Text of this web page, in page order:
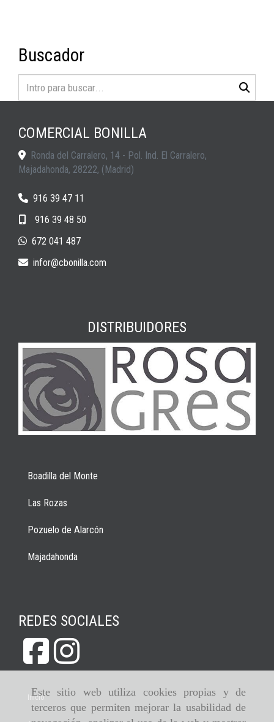
Este sitio web utiliza cookies propias y de
terceros que permiten mejorar la usabilidad de
Buscador
COMERCIAL BONILLA
Ronda del Carralero, 14 - Pol. Ind. El Carralero,
Majadahonda, 28222, (Madrid)
916 39 47 11
916 39 48 50
672 041 487
infor
cbonilla.com
DISTRIBUIDORES
Boadilla del Monte
Las Rozas
Pozuelo de Alarcón
Majadahonda
REDES SOCIALES
Inicio